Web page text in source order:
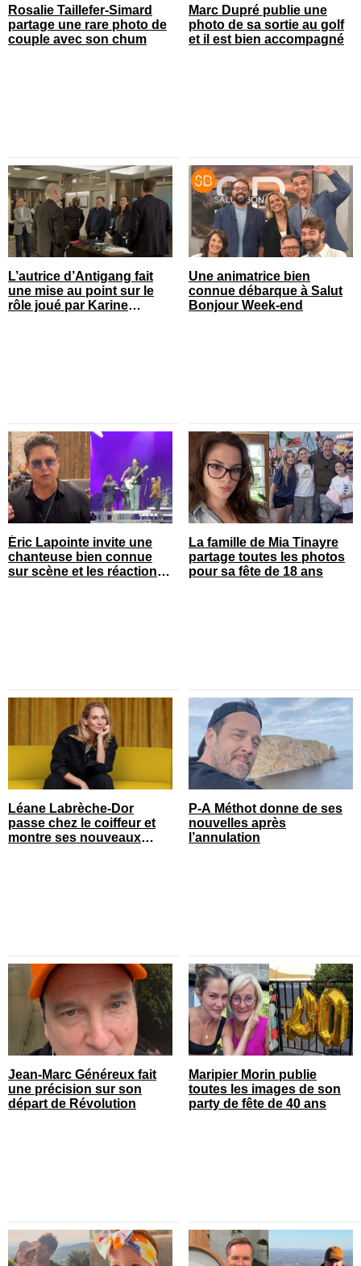
Rosalie Taillefer-Simard
partage une rare photo de
couple avec son chum
Marc Dupré publie une
photo de sa sortie au golf
et il est bien accompagné
L’autrice d’Antigang fait
une mise au point sur le
rôle joué par Karine
Une animatrice bien
connue débarque à Salut
Bonjour Week-end
Éric Lapointe invite une
chanteuse bien connue
sur scène et les réactions
La famille de Mia Tinayre
partage toutes les photos
pour sa fête de 18 ans
Léane Labrèche-Dor
passe chez le coiffeur et
montre ses nouveaux
P-A Méthot donne de ses
nouvelles après
l’annulation
Jean-Marc Généreux fait
une précision sur son
départ de Révolution
Maripier Morin publie
toutes les images de son
party de fête de 40 ans